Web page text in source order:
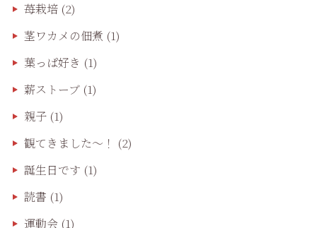
苺栽培(2)
茎ワカメの佃煮 (1)
葉っぱ好き (1)
薪ストーブ(1)
親子(1)
観てきました〜！ (2)
誕生日です (1)
読書 (1)
運動会(1)